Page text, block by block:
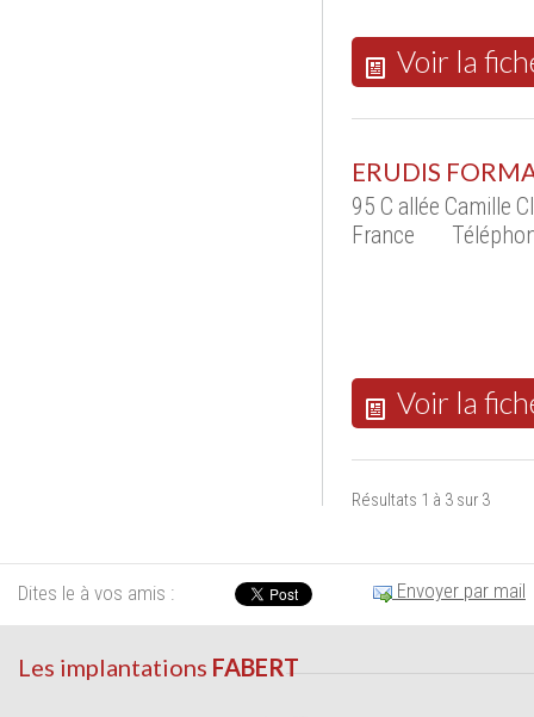
Voir la
ERUDIS
95 C allée Camille
France
Voir la
Résultats 1 à 3 sur 3
Dites le à vos amis : Envoyer par mail
Les implantations FABERT